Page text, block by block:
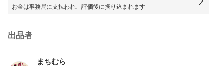
お金は事務局に支払われ、評価後に振り込まれます
出品者
まちむら